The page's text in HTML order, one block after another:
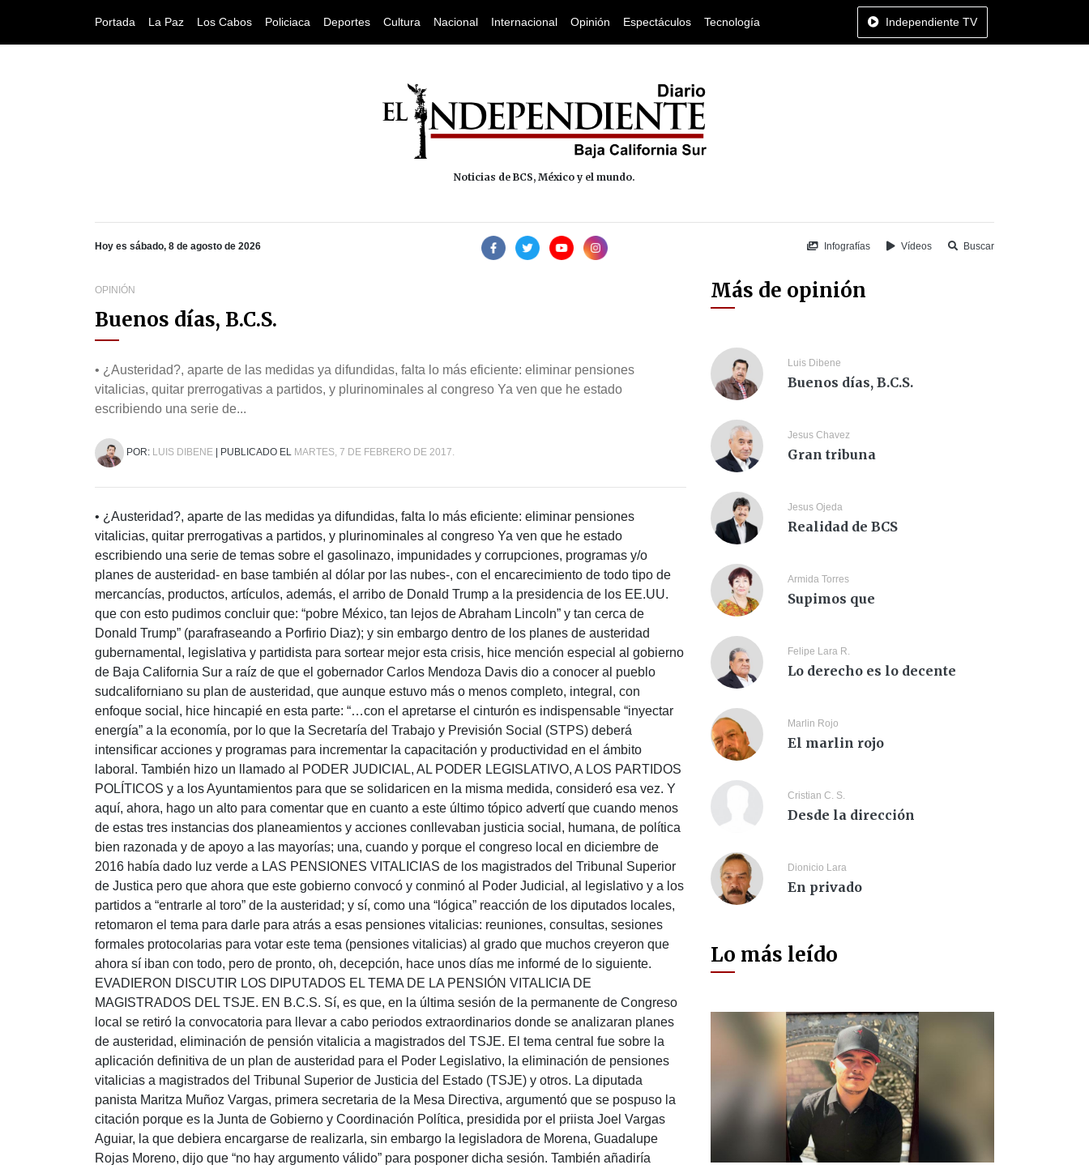
Portada La Paz Los Cabos Policiaca Deportes Cultura Nacional Internacional Opinión Espectáculos Tecnología Independiente TV
Noticias de BCS, México y el mundo.
Hoy es sábado, 8 de agosto de 2026 Infografías Vídeos Buscar
OPINIÓN
Buenos días, B.C.S.
• ¿Austeridad?, aparte de las medidas ya difundidas, falta lo más eficiente: eliminar pensiones
vitalicias, quitar prerrogativas a partidos, y plurinominales al congreso Ya ven que he estado
escribiendo una serie de...
POR: LUIS DIBENE | PUBLICADO EL MARTES, 7 DE FEBRERO DE 2017.
• ¿Austeridad?, aparte de las medidas ya difundidas, falta lo más eficiente: eliminar pensiones
vitalicias, quitar prerrogativas a partidos, y plurinominales al congreso Ya ven que he estado
escribiendo una serie de temas sobre el gasolinazo, impunidades y corrupciones, programas y/o
planes de austeridad- en base también al dólar por las nubes-, con el encarecimiento de todo tipo de
mercancías, productos, artículos, además, el arribo de Donald Trump a la presidencia de los EE.UU.
que con esto pudimos concluir que: “pobre México, tan lejos de Abraham Lincoln” y tan cerca de
Donald Trump” (parafraseando a Porfirio Diaz); y sin embargo dentro de los planes de austeridad
gubernamental, legislativa y partidista para sortear mejor esta crisis, hice mención especial al gobierno
de Baja California Sur a raíz de que el gobernador Carlos Mendoza Davis dio a conocer al pueblo
sudcaliforniano su plan de austeridad, que aunque estuvo más o menos completo, integral, con
enfoque social, hice hincapié en esta parte: “…con el apretarse el cinturón es indispensable “inyectar
energía” a la economía, por lo que la Secretaría del Trabajo y Previsión Social (STPS) deberá
intensificar acciones y programas para incrementar la capacitación y productividad en el ámbito
laboral. También hizo un llamado al PODER JUDICIAL, AL PODER LEGISLATIVO, A LOS PARTIDOS
POLÍTICOS y a los Ayuntamientos para que se solidaricen en la misma medida, consideró esa vez. Y
aquí, ahora, hago un alto para comentar que en cuanto a este último tópico advertí que cuando menos
de estas tres instancias dos planeamientos y acciones conllevaban justicia social, humana, de política
bien razonada y de apoyo a las mayorías; una, cuando y porque el congreso local en diciembre de
2016 había dado luz verde a LAS PENSIONES VITALICIAS de los magistrados del Tribunal Superior
de Justica pero que ahora que este gobierno convocó y conminó al Poder Judicial, al legislativo y a los
partidos a “entrarle al toro” de la austeridad; y sí, como una “lógica” reacción de los diputados locales,
retomaron el tema para darle para atrás a esas pensiones vitalicias: reuniones, consultas, sesiones
formales protocolarias para votar este tema (pensiones vitalicias) al grado que muchos creyeron que
ahora sí iban con todo, pero de pronto, oh, decepción, hace unos días me informé de lo siguiente.
EVADIERON DISCUTIR LOS DIPUTADOS EL TEMA DE LA PENSIÓN VITALICIA DE
MAGISTRADOS DEL TSJE. EN B.C.S. Sí, es que, en la última sesión de la permanente de Congreso
local se retiró la convocatoria para llevar a cabo periodos extraordinarios donde se analizaran planes
de austeridad, eliminación de pensión vitalicia a magistrados del TSJE. El tema central fue sobre la
aplicación definitiva de un plan de austeridad para el Poder Legislativo, la eliminación de pensiones
vitalicias a magistrados del Tribunal Superior de Justicia del Estado (TSJE) y otros. La diputada
panista Maritza Muñoz Vargas, primera secretaria de la Mesa Directiva, argumentó que se pospuso la
citación porque es la Junta de Gobierno y Coordinación Política, presidida por el priista Joel Vargas
Aguiar, la que debiera encargarse de realizarla, sin embargo la legisladora de Morena, Guadalupe
Rojas Moreno, dijo que “no hay argumento válido” para posponer dicha sesión. También añadiría
Más de opinión
Luis Dibene
Buenos días, B.C.S.
Jesus Chavez
Gran tribuna
Jesus Ojeda
Realidad de BCS
Armida Torres
Supimos que
Felipe Lara R.
Lo derecho es lo decente
Marlin Rojo
El marlin rojo
Cristian C. S.
Desde la dirección
Dionicio Lara
En privado
Lo más leído